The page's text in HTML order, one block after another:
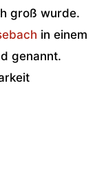
groß wurde.
in einem
genannt.